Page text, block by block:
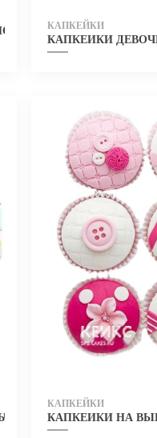
17 КАПКЕЙКИ
КАПКЕЙКИ
С МЕДВЕЖАТАМИ
КАПКЕЙКИ
КАПКЕЙКИ НА